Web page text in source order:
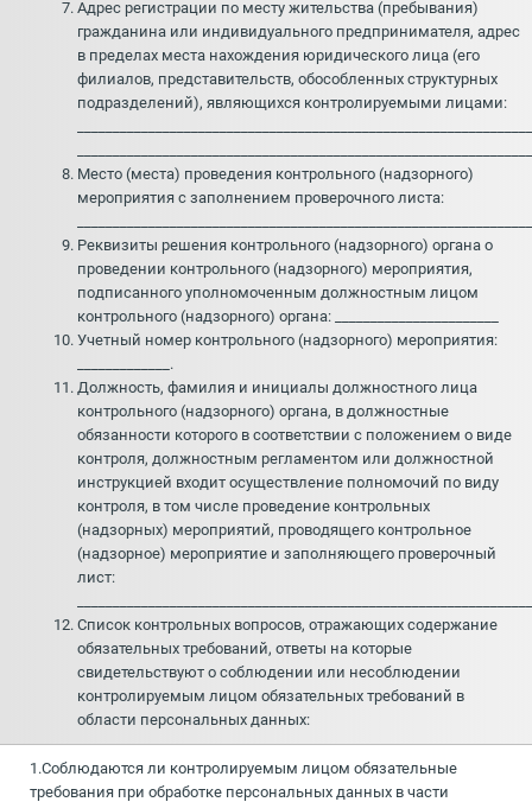
Адрес регистрации по месту жительства (пребывания)
гражданина или индивидуального предпринимателя, адрес
в пределах места нахождения юридического лица (его
филиалов, представительств, обособленных структурных
подразделений), являющихся контролируемыми лицами:
Место (места) проведения контрольного (надзорного)
мероприятия с заполнением проверочного листа:
Реквизиты решения контрольного (надзорного) органа о
проведении контрольного (надзорного) мероприятия,
подписанного уполномоченным должностным лицом
контрольного (надзорного) органа: _______________________
Учетный номер контрольного (надзорного) мероприятия:
_____________.
Должность, фамилия и инициалы должностного лица
контрольного (надзорного) органа, в должностные
обязанности которого в соответствии с положением о виде
контроля, должностным регламентом или должностной
инструкцией входит осуществление полномочий по виду
контроля, в том числе проведение контрольных
(надзорных) мероприятий, проводящего контрольное
(надзорное) мероприятие и заполняющего проверочный
лист:
Список контрольных вопросов, отражающих содержание
обязательных требований, ответы на которые
свидетельствуют о соблюдении или несоблюдении
контролируемым лицом обязательных требований в
области персональных данных:
1.Соблюдаются ли контролируемым лицом обязательные
требования при обработке персональных данных в части